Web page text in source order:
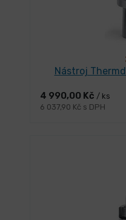
Nástroj
4 990,00 Kč / ks
6 037,90 Kč s DPH